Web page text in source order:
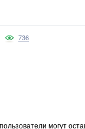
736
могут